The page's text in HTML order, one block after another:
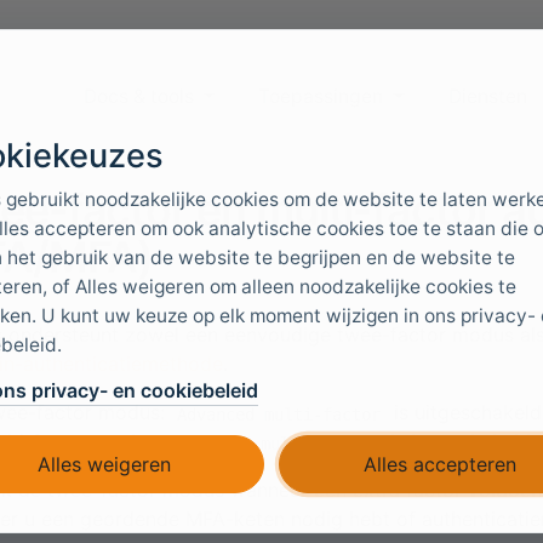
factor en multi-factor
MFA)
ondersteunt zowel een eenvoudige twee-factor modus
factor modus:
is
factor modus:
Advanced multi-factor
is ingeschakeld.
de twee-factor modus wanneer één extra factor
u een geordende MFA-keten nodig hebt of
gebruikt noodzakelijke cookies om de website te laten
accepteren om ook analytische cookies toe te staan die
het gebruik van de website te begrijpen en de website te
of Alles weigeren om alleen noodzakelijke cookies te
U kunt uw keuze op elk moment wijzigen in ons privacy-
privacy- en cookiebeleid
Alles weigeren Alles accepteren